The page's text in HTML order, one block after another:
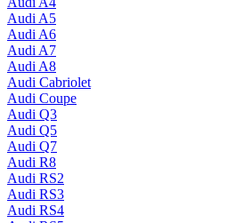
Audi A5
Audi A6
Audi A7
Audi A8
Audi Cabriolet
Audi Coupe
Audi Q3
Audi Q5
Audi Q7
Audi R8
Audi RS2
Audi RS3
Audi RS4